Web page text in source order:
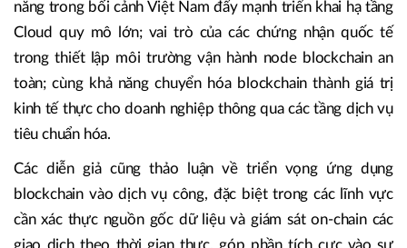
Trong khuôn khổ Hội thảo, đã diễn ra phiên thảo luận với
chủ đề “Tái định hình hệ sinh thái Blockchain Việt Nam từ
hạ tầng số an toàn”. Tại đây, các diễn giả tập trung trao đổi,
phân tích cách cân bằng chủ quyền dữ liệu với yêu cầu hiệu
năng trong bối cảnh Việt Nam đẩy mạnh triển khai hạ tầng
trong thiết lập môi trường vận hành node blockchain an
toàn; cùng khả năng chuyển hóa blockchain thành giá trị
kinh tế thực cho doanh nghiệp thông qua các tầng dịch vụ